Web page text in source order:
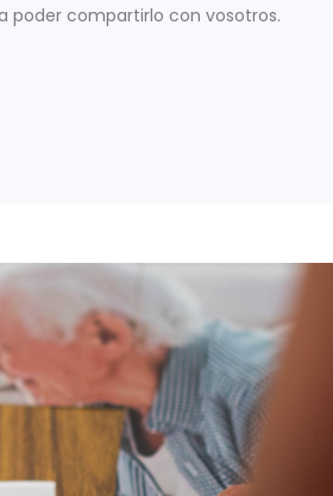
poder compartirlo con vosotros.